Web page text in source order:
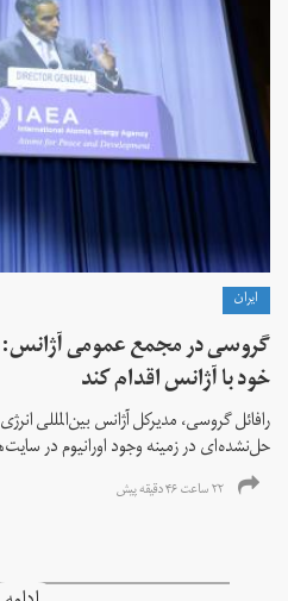
ايران
گروسی در مجمع عمومی آژانس:
خود با آژانس اقدام کند
رافائل گروسی، مدیرکل آژانس بین‌المللی
حل‌نشده‌ای در زمینه وجود اورانیوم در
۲۲ ساعت ۴۶ دقیقه پیش